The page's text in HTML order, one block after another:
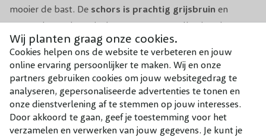
Wij planten graag onze cookies.
Cookies helpen ons de website te verbeteren en jouw
online ervaring persoonlijker te maken. Wij en onze
partners gebruiken cookies om jouw websitegedrag te
analyseren, gepersonaliseerde advertenties te tonen en
onze dienstverlening af te stemmen op jouw interesses.
Door akkoord te gaan, geef je toestemming voor het
verzamelen en verwerken van jouw gegevens. Je kunt je
mooier de bast. De schors is prachtig grijsbruin en
eenmaal ontschorst is de stam warm roodbruin. Niet
alleen is de kurkbast een mooi plaatje, het beschermt de
Kurkeik ook tegen vorst en maakt de boom dus beter
winterhard.
In zachte winters behoudt de eik zijn bladeren, wat het
een kleurrijke aanvulling op de wintertuin maakt. Het blad
Lees meer
Winterhardheid Redelijk tot goed
Biodiversiteit Vogels
Toepassing
Grote en middelgrote tuinen /
daktuinen
Pot, Kluit, Kale
wortel
Pot
Combineer met